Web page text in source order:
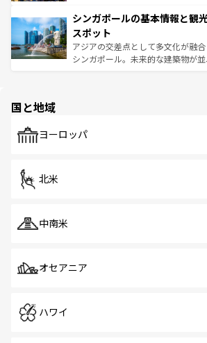
参照してほしい。
激する。気候は一年中温暖で、ど
が待っている。親しみやすいタイの
た文化、そして多様な観光資源が
ける。 なお、新着のタイ情報はコ
み、どこを訪れても感動するはず
ており、効率よく見どころを回れる
うな絶景から文化的な体験まで、
そう。 なお、新着の香港情報はコ
シンガポールの基本情報と観
スポット
アジアの交差点として多文化が融
シンガポール。未来的な建築物が
で、ホーカーズは地元の風情を楽し
国と地域
ヨーロッパ
北米
中南米
オセアニア
ハワイ